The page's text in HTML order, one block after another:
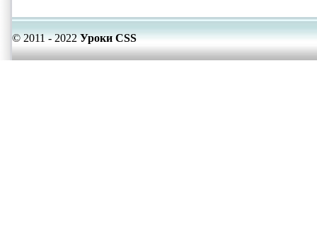
© 2011 - 2022Уроки CSS